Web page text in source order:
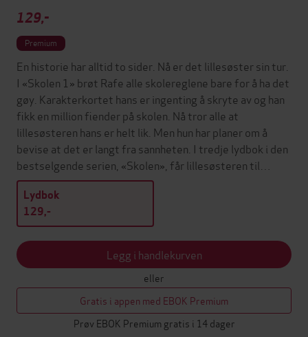
129,-
Premium
En historie har alltid to sider. Nå er det lillesøster sin tur.
I «Skolen 1» brøt Rafe alle skolereglene bare for å ha det
gøy. Karakterkortet hans er ingenting å skryte av og han
fikk en million fiender på skolen. Nå tror alle at
lillesøsteren hans er helt lik. Men hun har planer om å
bevise at det er langt fra sannheten. I tredje lydbok i den
bestselgende serien, «Skolen», får lillesøsteren til…
Lydbok
129,-
Legg i handlekurven
eller
Gratis i appen med EBOK Premium
Prøv EBOK Premium gratis i 14 dager